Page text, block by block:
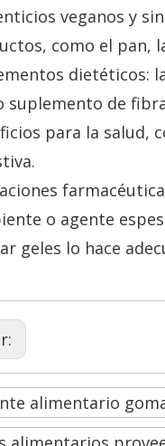
veganos y
como el pan,
dietéticos:
suplemento de
para la salud,
o agente
geles lo hace
alimentario